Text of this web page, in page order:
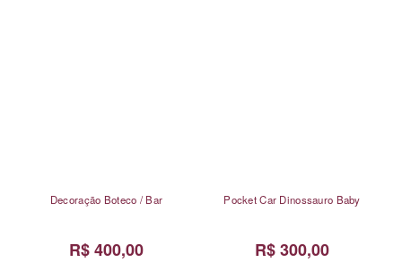
Decoração Boteco / Bar
R$ 400,00
Pocket Car Dinossauro Baby
R$ 300,00